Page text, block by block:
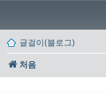
글걸이(블로그)
처음